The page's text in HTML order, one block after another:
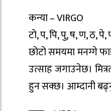
कन्या – VIRGO
टो, प, पि, पु, ष, ण, ठ, पे,
छोटो समयमा मनग्गे
उत्साह जगाउनेछ।
हुन सक्छ। आम्दानी